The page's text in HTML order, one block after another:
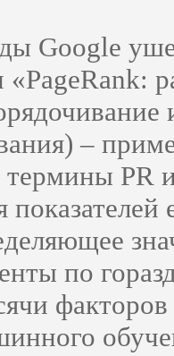
Google
«PageRank:
–
термины PR
по